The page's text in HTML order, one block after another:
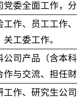
党委全面工作，
工作、员工工作
工委工作。
公司产品（含本
作与交流、担任
工作、研究生公